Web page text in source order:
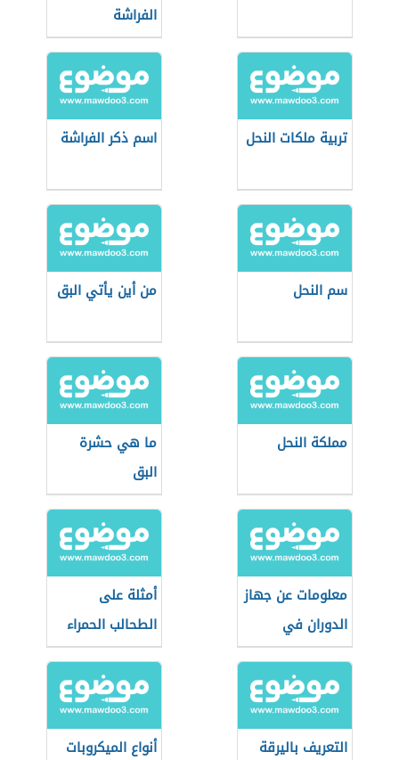
الفراشة
تربية ملكات النحل اسم ذكر الفراشة
سم النحل من أين يأتي البق
مملكة النحل
ما هي حشرة
البق
معلومات عن جهاز
الدوران في
الحشرات
أمثلة على
الطحالب الحمراء
التعريف باليرقة
أنواع الميكروبات